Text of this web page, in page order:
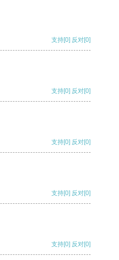
支持[0] 反对[0]
支持[0] 反对[0]
支持[0] 反对[0]
支持[0] 反对[0]
支持[0] 反对[0]